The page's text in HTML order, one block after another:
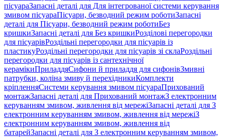
пісуараЗапасні деталі для Для інтегрованої системи керування
змивом пісуараПісуари, безводний режим роботиЗапасні
деталі для Пісуари, безводний режим роботиБез
кришкиЗапасні деталі для Без кришкиРозділові перегородки
для пісуарівРоздільні перегородки для пісуарів із
пластикуРоздільні перегородки для пісуарів зі склаРоздільні
перегородки для пісуарів із сантехнічної
керамікиПриладдяСифони й приладдя для сифонівЗмивні
патрубки, коліна змиву й перехідникиКомплекти
кріпленняСистеми керування змивом пісуараПрихований
монтажЗапасні деталі для Прихований монтажЗ електронним
керуванням змивом, живлення від мережіЗапасні деталі для З
електронним керуванням змивом, живлення від мережіЗ
електронним керуванням змивом, живлення від
батарейЗапасні деталі для З електронним керуванням змивом,